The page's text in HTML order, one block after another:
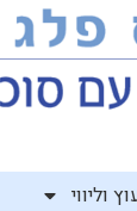
וליווי